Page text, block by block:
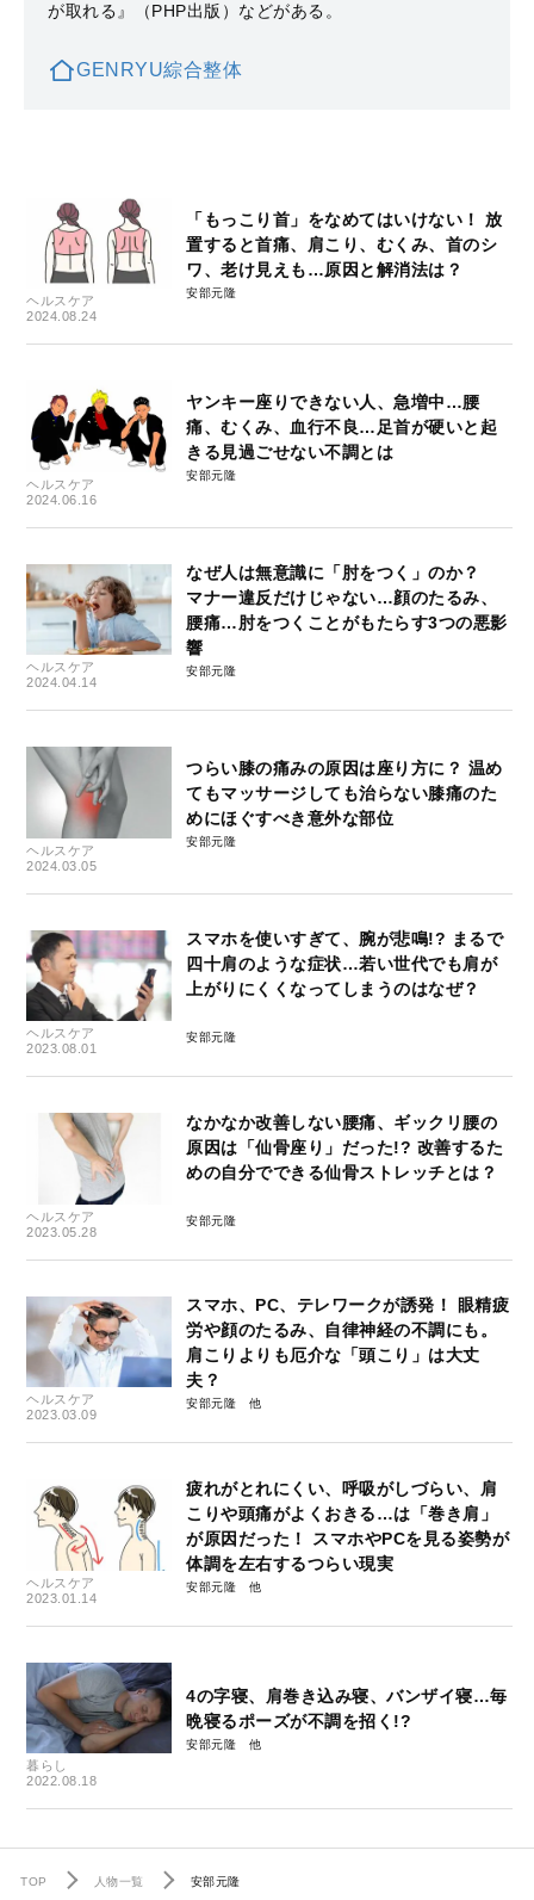
が取れる』（PHP出版）などがある。
GENRYU綜合整体
ヘルスケア
2024.08.24
「もっこり首」をなめてはいけない！ 放
置すると首痛、肩こり、むくみ、首のシ
ワ、老け見えも…原因と解消法は？
安部元隆
ヘルスケア
2024.06.16
ヤンキー座りできない人、急増中…腰
痛、むくみ、血行不良…足首が硬いと起
きる見過ごせない不調とは
安部元隆
ヘルスケア
2024.04.14
なぜ人は無意識に「肘をつく」のか？
マナー違反だけじゃない…顔のたるみ、
腰痛…肘をつくことがもたらす3つの悪影
響
安部元隆
ヘルスケア
2024.03.05
つらい膝の痛みの原因は座り方に？ 温め
てもマッサージしても治らない膝痛のた
めにほぐすべき意外な部位
安部元隆
ヘルスケア
2023.08.01
スマホを使いすぎて、腕が悲鳴!? まるで
四十肩のような症状…若い世代でも肩が
上がりにくくなってしまうのはなぜ？
安部元隆
ヘルスケア
2023.05.28
なかなか改善しない腰痛、ギックリ腰の
原因は「仙骨座り」だった!? 改善するた
めの自分でできる仙骨ストレッチとは？
安部元隆
ヘルスケア
2023.03.09
スマホ、PC、テレワークが誘発！ 眼精疲
労や顔のたるみ、自律神経の不調にも。
肩こりよりも厄介な「頭こり」は大丈
夫？
安部元隆
ヘルスケア
2023.01.14
疲れがとれにくい、呼吸がしづらい、肩
こりや頭痛がよくおきる…は「巻き肩」
が原因だった！ スマホやPCを見る姿勢が
体調を左右するつらい現実
安部元隆
暮らし
2022.08.18
4の字寝、肩巻き込み寝、バンザイ寝…毎
晩寝るポーズが不調を招く!?
安部元隆
TOP 人物一覧 安部元隆